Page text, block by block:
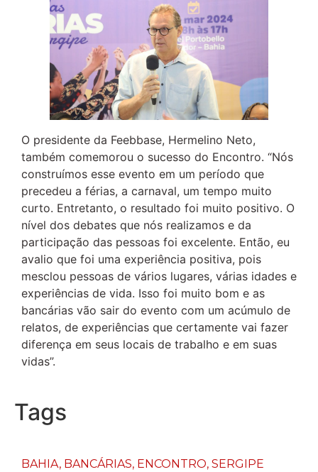
O presidente da Feebbase, Hermelino Neto,
também comemorou o sucesso do Encontro. “Nós
construímos esse evento em um período que
precedeu a férias, a carnaval, um tempo muito
curto. Entretanto, o resultado foi muito positivo. O
nível dos debates que nós realizamos e da
participação das pessoas foi excelente. Então, eu
avalio que foi uma experiência positiva, pois
mesclou pessoas de vários lugares, várias idades e
experiências de vida. Isso foi muito bom e as
bancárias vão sair do evento com um acúmulo de
relatos, de experiências que certamente vai fazer
diferença em seus locais de trabalho e em suas
vidas”.
Tags
BAHIA, BANCÁRIAS, ENCONTRO, SERGIPE